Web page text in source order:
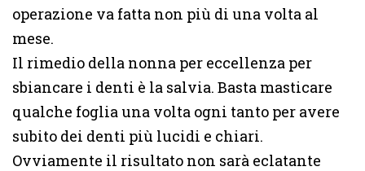
operazione va fatta non più di una volta al
mese.
Il rimedio della nonna per eccellenza per
sbiancare i denti è la salvia. Basta masticare
qualche foglia una volta ogni tanto per avere
subito dei denti più lucidi e chiari.
Ovviamente il risultato non sarà eclatante